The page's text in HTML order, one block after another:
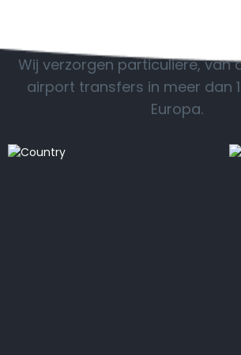
Wij verzorgen particuliere,
airport transfers in meer dan
Europa.